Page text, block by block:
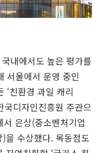
내에서도 높은 평가를
서울에서 운영 중인
‘친환경 과일 캐리
국디자인진흥원 주관으
서 은상(중소벤처기업
을 수상했다. 목동점도